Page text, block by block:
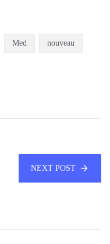
Med nouveau
NEXT POST